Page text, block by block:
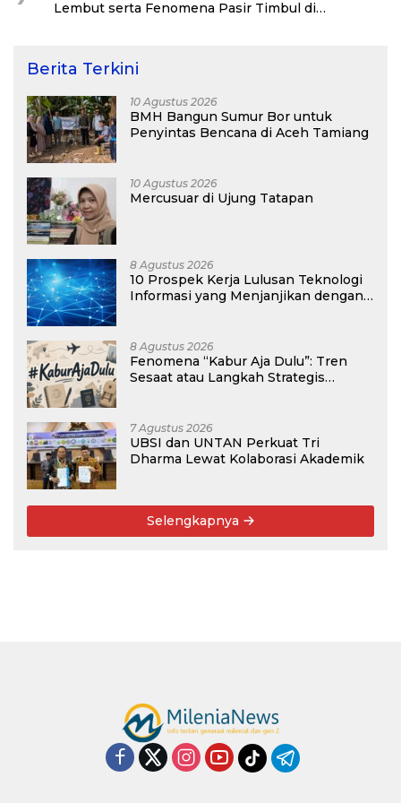
Lembut serta Fenomena Pasir Timbul di
Berita Terkini
10 Agustus 2026
BMH Bangun Sumur Bor untuk
Penyintas Bencana di Aceh Tamiang
10 Agustus 2026
Mercusuar di Ujung Tatapan
8 Agustus 2026
10 Prospek Kerja Lulusan Teknologi
Informasi yang Menjanjikan dengan
8 Agustus 2026
Fenomena “Kabur Aja Dulu”: Tren
Sesaat atau Langkah Strategis
7 Agustus 2026
UBSI dan UNTAN Perkuat Tri
Dharma Lewat Kolaborasi Akademik
Selengkapnya